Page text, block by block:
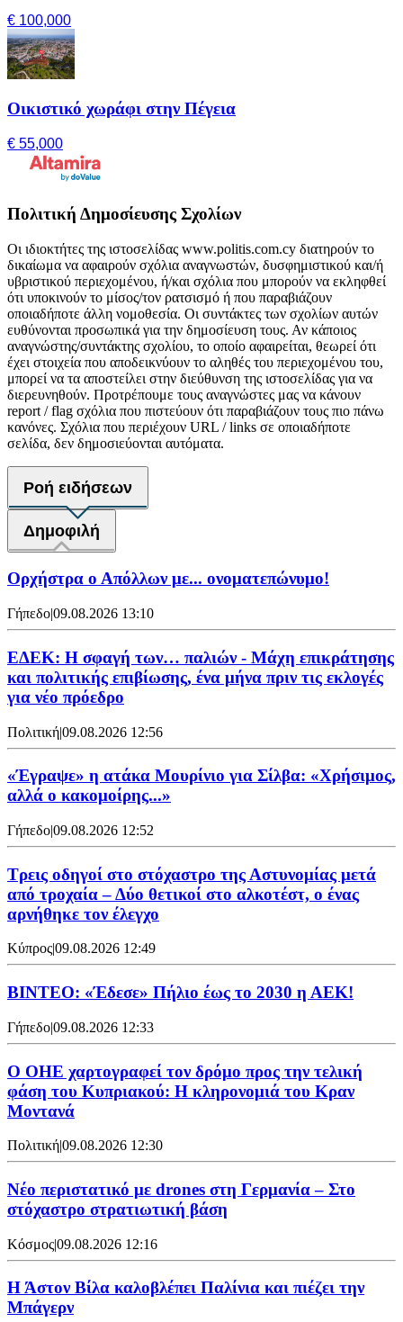
€ 100,000
Οικιστικό χωράφι στην Πέγεια
€ 55,000
Πολιτική Δημοσίευσης Σχολίων
Οι ιδιοκτήτες της ιστοσελίδας www.politis.com.cy διατηρούν το
δικαίωμα να αφαιρούν σχόλια αναγνωστών, δυσφημιστικού και/ή
υβριστικού περιεχομένου, ή/και σχόλια που μπορούν να εκληφθεί
ότι υποκινούν το μίσος/τον ρατσισμό ή που παραβιάζουν
οποιαδήποτε άλλη νομοθεσία. Οι συντάκτες των σχολίων αυτών
ευθύνονται προσωπικά για την δημοσίευση τους. Αν κάποιος
αναγνώστης/συντάκτης σχολίου, το οποίο αφαιρείται, θεωρεί ότι
έχει στοιχεία που αποδεικνύουν το αληθές του περιεχομένου του,
μπορεί να τα αποστείλει στην διεύθυνση της ιστοσελίδας για να
διερευνηθούν. Προτρέπουμε τους αναγνώστες μας να κάνουν
report / flag σχόλια που πιστεύουν ότι παραβιάζουν τους πιο πάνω
κανόνες. Σχόλια που περιέχουν URL / links σε οποιαδήποτε
σελίδα, δεν δημοσιεύονται αυτόματα.
Ροή ειδήσεων
Δημοφιλή
Ορχήστρα o Aπόλλων με... ονοματεπώνυμο!
Γήπεδο|09.08.2026 13:10
ΕΔΕΚ: Η σφαγή των… παλιών - Μάχη επικράτησης
και πολιτικής επιβίωσης, ένα μήνα πριν τις εκλογές
για νέο πρόεδρο
Πολιτική|09.08.2026 12:56
«Έγραψε» η ατάκα Μουρίνιο για Σίλβα: «Χρήσιμος,
αλλά ο κακομοίρης...»
Γήπεδο|09.08.2026 12:52
Τρεις οδηγοί στο στόχαστρο της Αστυνομίας μετά
από τροχαία – Δύο θετικοί στο αλκοτέστ, ο ένας
αρνήθηκε τον έλεγχο
Κύπρος|09.08.2026 12:49
ΒΙΝΤΕΟ: «Έδεσε» Πήλιο έως το 2030 η ΑΕΚ!
Γήπεδο|09.08.2026 12:33
Ο ΟΗΕ χαρτογραφεί τον δρόμο προς την τελική
φάση του Κυπριακού: Η κληρονομιά του Κραν
Μοντανά
Πολιτική|09.08.2026 12:30
Νέο περιστατικό με drones στη Γερμανία – Στο
στόχαστρο στρατιωτική βάση
Κόσμος|09.08.2026 12:16
Η Άστον Βίλα καλοβλέπει Παλίνια και πιέζει την
Μπάγερν